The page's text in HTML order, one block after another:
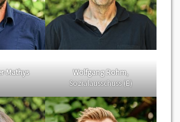
Mathys Wolfgang Rohm,
Sozialausschuss (E)